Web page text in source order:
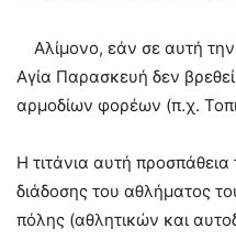
Αλίμονο, εάν σε αυτή την
Αγία Παρασκευή δεν
αρμοδίων φορέων (π.χ.
Η τιτάνια αυτή
διάδοσης του αθλήματος
πόλης (αθλητικών και